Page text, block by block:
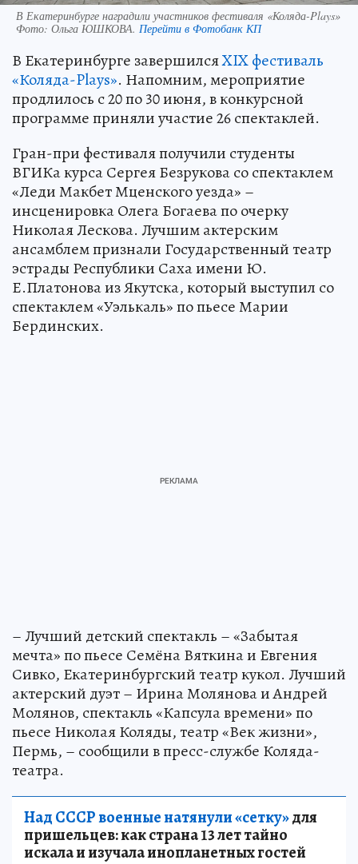
В Екатеринбурге наградили участников фестиваля «Коляда-Plays»
Фото: Ольга ЮШКОВА. Перейти в Фотобанк КП
В Екатеринбурге завершилсяXIX фестиваль
«Коляда-Plays». Напомним, мероприятие
продлилось с 20 по 30 июня, в конкурсной
программе приняли участие 26 спектаклей.
Гран-при фестиваля получили студенты
ВГИКа курса Сергея Безрукова со спектаклем
«Леди Макбет Мценского уезда» –
инсценировка Олега Богаева по очерку
Николая Лескова. Лучшим актерским
ансамблем признали Государственный театр
эстрады Республики Саха имени Ю.
Е.Платонова из Якутска, который выступил со
спектаклем «Уэлькаль» по пьесе Марии
Бердинских.
– Лучший детский спектакль – «Забытая
мечта» по пьесе Семёна Вяткина и Евгения
Сивко, Екатеринбургский театр кукол. Лучший
актерский дуэт – Ирина Молянова и Андрей
Молянов, спектакль «Капсула времени» по
пьесе Николая Коляды, театр «Век жизни»,
Пермь, – сообщили в пресс-службе Коляда-
театра.
Над СССР военные натянули «сетку»для
пришельцев: как страна 13 лет тайно
искала и изучала инопланетных гостей